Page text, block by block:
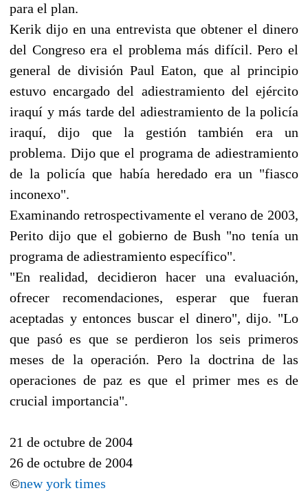
para el plan.
Kerik dijo en una entrevista que obtener el dinero
del Congreso era el problema más difícil. Pero el
general de división Paul Eaton, que al principio
estuvo encargado del adiestramiento del ejército
iraquí y más tarde del adiestramiento de la policía
iraquí, dijo que la gestión también era un
problema. Dijo que el programa de adiestramiento
de la policía que había heredado era un "fiasco
inconexo".
Examinando retrospectivamente el verano de 2003,
Perito dijo que el gobierno de Bush "no tenía un
programa de adiestramiento específico".
"En realidad, decidieron hacer una evaluación,
ofrecer recomendaciones, esperar que fueran
aceptadas y entonces buscar el dinero", dijo. "Lo
que pasó es que se perdieron los seis primeros
meses de la operación. Pero la doctrina de las
operaciones de paz es que el primer mes es de
crucial importancia".
21 de octubre de 2004
26 de octubre de 2004
©new york times